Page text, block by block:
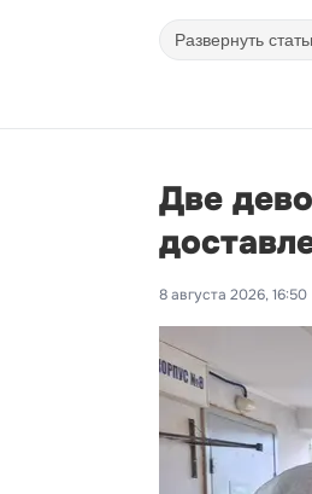
Развернуть
Две
8 августа 2026, 16:50